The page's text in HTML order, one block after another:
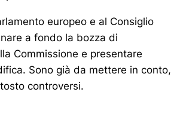
europeo e al Consiglio
a fondo la bozza di
Commissione e presentare
Sono già da mettere in conto,
controversi.